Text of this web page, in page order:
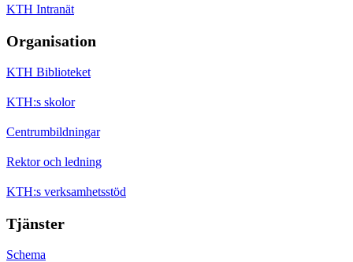
KTH Intranät
Organisation
KTH Biblioteket
KTH:s skolor
Centrumbildningar
Rektor och ledning
KTH:s verksamhetsstöd
Tjänster
Schema